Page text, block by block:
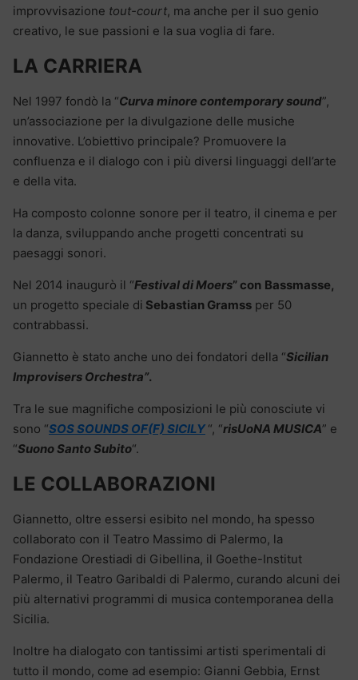
improvvisazione tout-court, ma anche per il suo genio
creativo, le sue passioni e la sua voglia di fare.
LA CARRIERA
Nel 1997 fondò la “Curva minore contemporary sound”,
un’associazione per la divulgazione delle musiche
innovative. L’obiettivo principale? Promuovere la
confluenza e il dialogo con i più diversi linguaggi dell’arte
e della vita.
Ha composto colonne sonore per il teatro, il cinema e per
la danza, sviluppando anche progetti concentrati su
paesaggi sonori.
Nel 2014 inaugurò il “Festival di Moers” con Bassmasse,
un progetto speciale di Sebastian Gramss per 50
contrabbassi.
Giannetto è stato anche uno dei fondatori della “Sicilian
Improvisers Orchestra”.
Tra le sue magnifiche composizioni le più conosciute vi
sono “SOS SOUNDS OF(F) SICILY “, “risUoNA MUSICA” e
“Suono Santo Subito“.
LE COLLABORAZIONI
Giannetto, oltre essersi esibito nel mondo, ha spesso
collaborato con il Teatro Massimo di Palermo, la
Fondazione Orestiadi di Gibellina, il Goethe-Institut
Palermo, il Teatro Garibaldi di Palermo, curando alcuni dei
più alternativi programmi di musica contemporanea della
Sicilia.
Inoltre ha dialogato con tantissimi artisti sperimentali di
tutto il mondo, come ad esempio: Gianni Gebbia, Ernst